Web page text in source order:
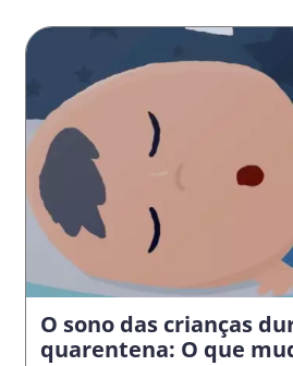
O sono das crianças
quarentena: O que